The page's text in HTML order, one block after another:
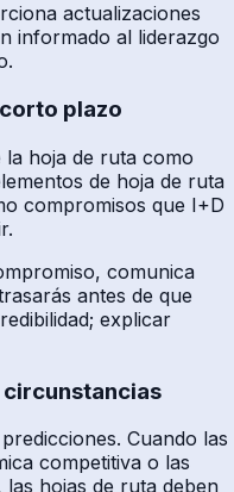
actualizaciones
informado al liderazgo
plazo
la hoja de ruta como
de hoja de ruta
compromisos que I+D
comunica
antes de que
explicar
Cuando las
competitiva o las
las hojas de ruta deben